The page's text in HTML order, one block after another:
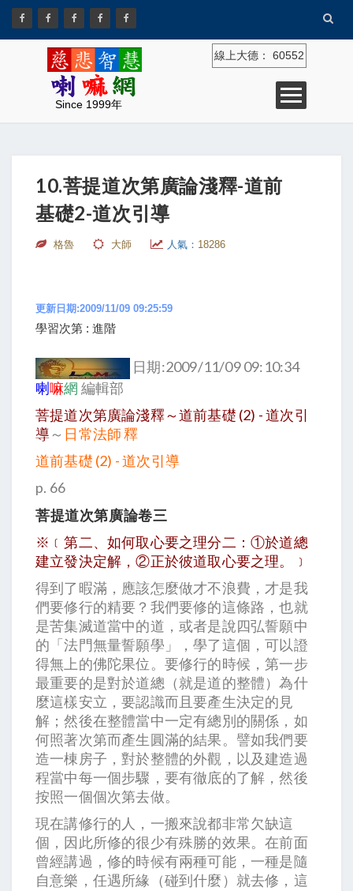
Since 1999年
線上大德： 60552
10.菩提道次第廣論淺釋-道前
基礎2-道次引導
格魯 大師 人氣： 18286
更新日期:2009/11/09 09:25:59
學習次第 : 進階
日期:2009/11/09 09:10:34
喇嘛網 編輯部
菩提道次第廣論淺釋～道前基礎 (2) - 道次引
導～ 日常法師 釋
道前基礎 (2) - 道次引導
p. 66
菩提道次第廣論卷三
※﹝第二、如何取心要之理分二：①於道總
建立發決定解，②正於彼道取心要之理。﹞
得到了暇滿，應該怎麼做才不浪費，才是我
們要修行的精要？我們要修的這條路，也就
是苦集滅道當中的道，或者是說四弘誓願中
的「法門無量誓願學」，學了這個，可以證
得無上的佛陀果位。要修行的時候，第一步
最重要的是對於道總（就是道的整體）為什
麼這樣安立，要認識而且要產生決定的見
解；然後在整體當中一定有總別的關係，如
何照著次第而產生圓滿的結果。譬如我們要
造一棟房子，對於整體的外觀，以及建造過
程當中每一個步驟，要有徹底的了解，然後
按照一個個次第去做。
現在講修行的人，一搬來說都非常欠缺這
個，因此所修的很少有殊勝的效果。在前面
曾經講過，修的時候有兩種可能，一種是隨
自意樂，任遇所緣（碰到什麼）就去修，這